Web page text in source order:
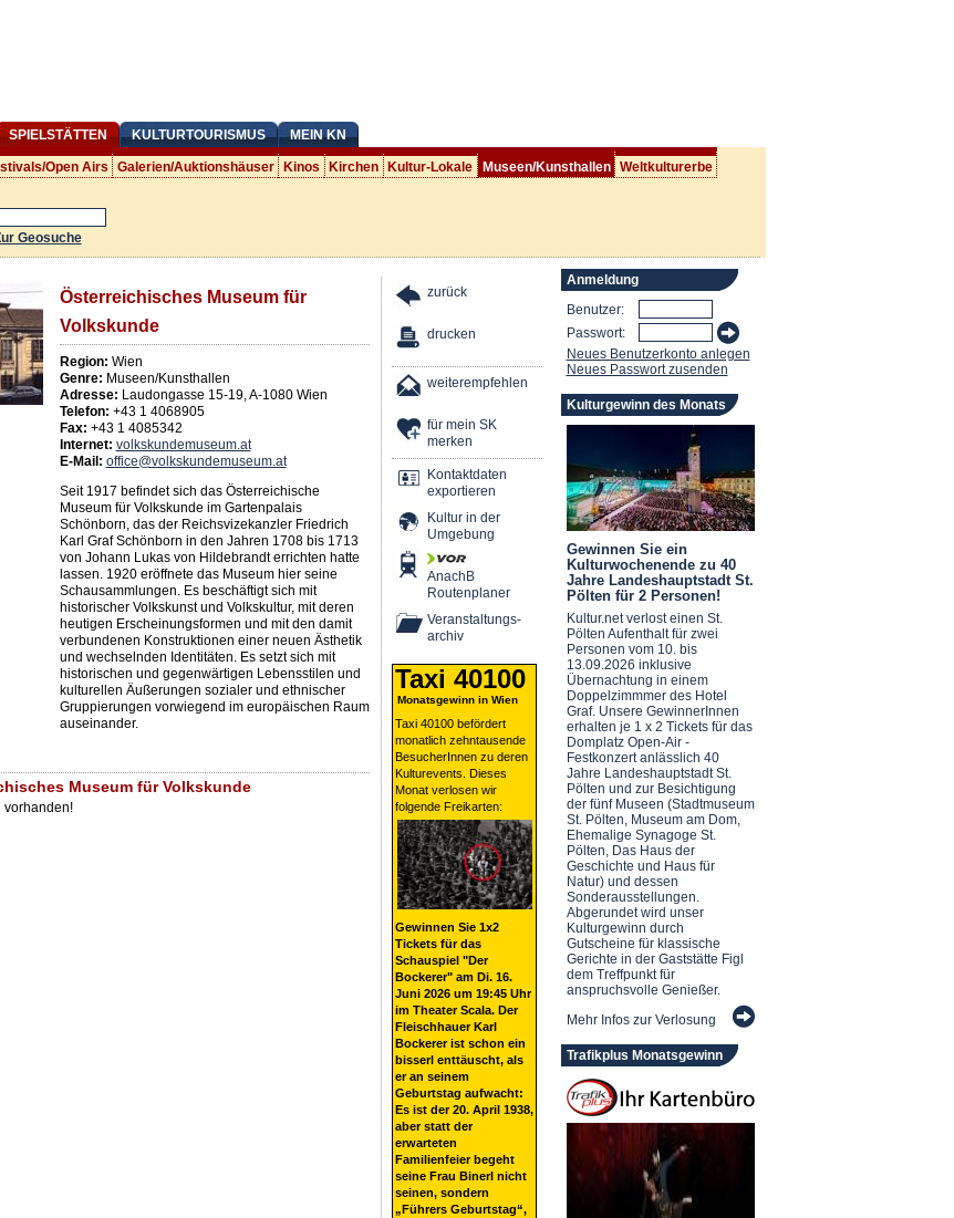
SPIELSTÄTTEN KULTURTOURISMUS MEIN KN
Open Airs Galerien/Auktionshäuser Kinos Kirchen Kultur-Lokale Museen/Kunsthallen Weltkulturerbe
Geosuche
Österreichisches Museum für
Volkskunde
Region: Wien
Genre: Museen/Kunsthallen
Adresse: Laudongasse 15-19,A-1080 Wien
Telefon: +43 1 4068905
Fax: +43 1 4085342
Internet: volkskundemuseum.at
E-Mail: office@volkskundemuseum.at
Seit 1917 befindet sich das Österreichische
Museum für Volkskunde im Gartenpalais
Schönborn, das der Reichsvizekanzler Friedrich
Karl Graf Schönborn in den Jahren 1708 bis 1713
von Johann Lukas von Hildebrandt errichten hatte
lassen. 1920 eröffnete das Museum hier seine
Schausammlungen. Es beschäftigt sich mit
historischer Volkskunst und Volkskultur, mit deren
heutigen Erscheinungsformen und mit den damit
verbundenen Konstruktionen einer neuen Ästhetik
und wechselnden Identitäten. Es setzt sich mit
historischen und gegenwärtigen Lebensstilen und
kulturellen Äußerungen sozialer und ethnischer
Gruppierungen vorwiegend im europäischen Raum
auseinander.
Museum für Volkskunde
vorhanden!
zurück
drucken
weiterempfehlen
für mein SK
merken
Kontaktdaten
exportieren
Kultur in der
Umgebung
AnachB
Routenplaner
Veranstaltungs-
archiv
Taxi 40100
Monatsgewinn in Wien
Taxi 40100 befördert
monatlich zehntausende
BesucherInnen zu deren
Kulturevents. Dieses
Monat verlosen wir
folgende Freikarten:
Gewinnen Sie 1x2
Tickets für das
Schauspiel "Der
Bockerer" am Di. 16.
Juni 2026 um 19:45 Uhr
im Theater Scala. Der
Fleischhauer Karl
Bockerer ist schon ein
bisserl enttäuscht, als
er an seinem
Geburtstag aufwacht:
Es ist der 20. April 1938,
aber statt der
erwarteten
Familienfeier begeht
seine Frau Binerl nicht
seinen, sondern
„Führers Geburtstag“,
Anmeldung
Benutzer:
Passwort:
Neues Benutzerkonto anlegen
Neues Passwort zusenden
Kulturgewinn des Monats
Gewinnen Sie ein
Kulturwochenende zu 40
Jahre Landeshauptstadt St.
Pölten für 2 Personen!
Kultur.net verlost einen St.
Pölten Aufenthalt für zwei
Personen vom 10. bis
13.09.2026 inklusive
Übernachtung in einem
Doppelzimmmer des Hotel
Graf. Unsere GewinnerInnen
erhalten je 1 x 2 Tickets für das
Domplatz Open-Air -
Festkonzert anlässlich 40
Jahre Landeshauptstadt St.
Pölten und zur Besichtigung
der fünf Museen (Stadtmuseum
St. Pölten, Museum am Dom,
Ehemalige Synagoge St.
Pölten, Das Haus der
Geschichte und Haus für
Natur) und dessen
Sonderausstellungen.
Abgerundet wird unser
Kulturgewinn durch
Gutscheine für klassische
Gerichte in der Gaststätte Figl
dem Treffpunkt für
anspruchsvolle Genießer.
Mehr Infos zur Verlosung
Trafikplus Monatsgewinn